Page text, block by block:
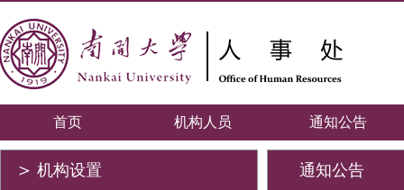
首页 机构人员 通知公告
＞ 机构设置 通知公告